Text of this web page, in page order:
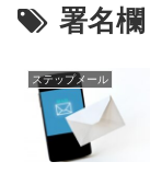
署名欄
ステップメール